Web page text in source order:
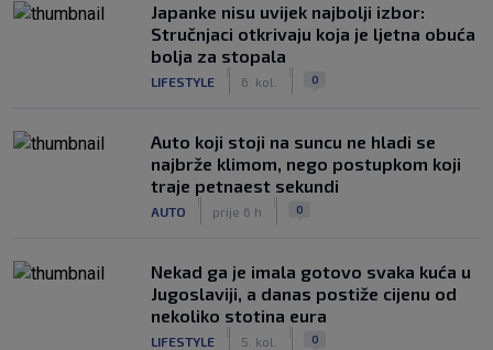
Japanke nisu uvijek najbolji izbor:
Stručnjaci otkrivaju koja je ljetna obuća
bolja za stopala
LIFESTYLE 6. kol. 0
Auto koji stoji na suncu ne hladi se
najbrže klimom, nego postupkom koji
traje petnaest sekundi
AUTO prije 6 h 0
Nekad ga je imala gotovo svaka kuća u
Jugoslaviji, a danas postiže cijenu od
nekoliko stotina eura
LIFESTYLE 5. kol. 0